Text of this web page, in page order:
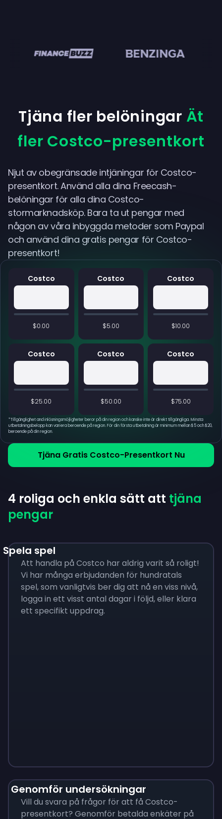
Tjäna Gratis Costco-Presentkort Nu
Costco
$0.00
Costco
$5.00
Costco
$10.00
Costco
$25.00
Costco
$50.00
Costco
$75.00
*Tillgänglighet and inlösningsmöjligheter beror på din region och kanske inte är direkt tillgängliga. Minsta
utbetalningsbelopp kan variera beroende på region. För din första utbetalning är minimum mellan $5 och $20,
beroende på din region.
Tjäna fler belöningar Ät
fler Costco-presentkort
Njut av obegränsade intjäningar för Costco-
presentkort. Använd alla dina Freecash-
belöningar för alla dina Costco-
stormarknadsköp. Bara ta ut pengar med
någon av våra inbyggda metoder som Paypal
och använd dina gratis pengar för Costco-
presentkort!
4 roliga och enkla sätt att tjäna
pengar
Spela spel
Att handla på Costco har aldrig varit så roligt!
Vi har många erbjudanden för hundratals
spel, som vanligtvis ber dig att nå en viss nivå,
logga in ett visst antal dagar i följd, eller klara
ett specifikt uppdrag.
Genomför undersökningar
Vill du svara på frågor för att få Costco-
presentkort? Genomför betalda enkäter på